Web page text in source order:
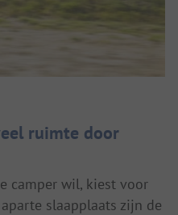
ruimte door
camper wil, kiest voor
slaapplaats zijn de